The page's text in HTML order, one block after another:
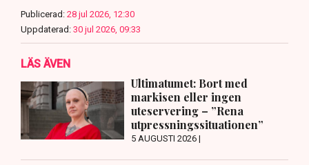
Publicerad: 28 jul 2026, 12:30
Uppdaterad: 30 jul 2026, 09:33
LÄS ÄVEN
Ultimatumet: Bort med
markisen eller ingen
uteservering – ”Rena
utpressningssituationen”
5 AUGUSTI 2026 |